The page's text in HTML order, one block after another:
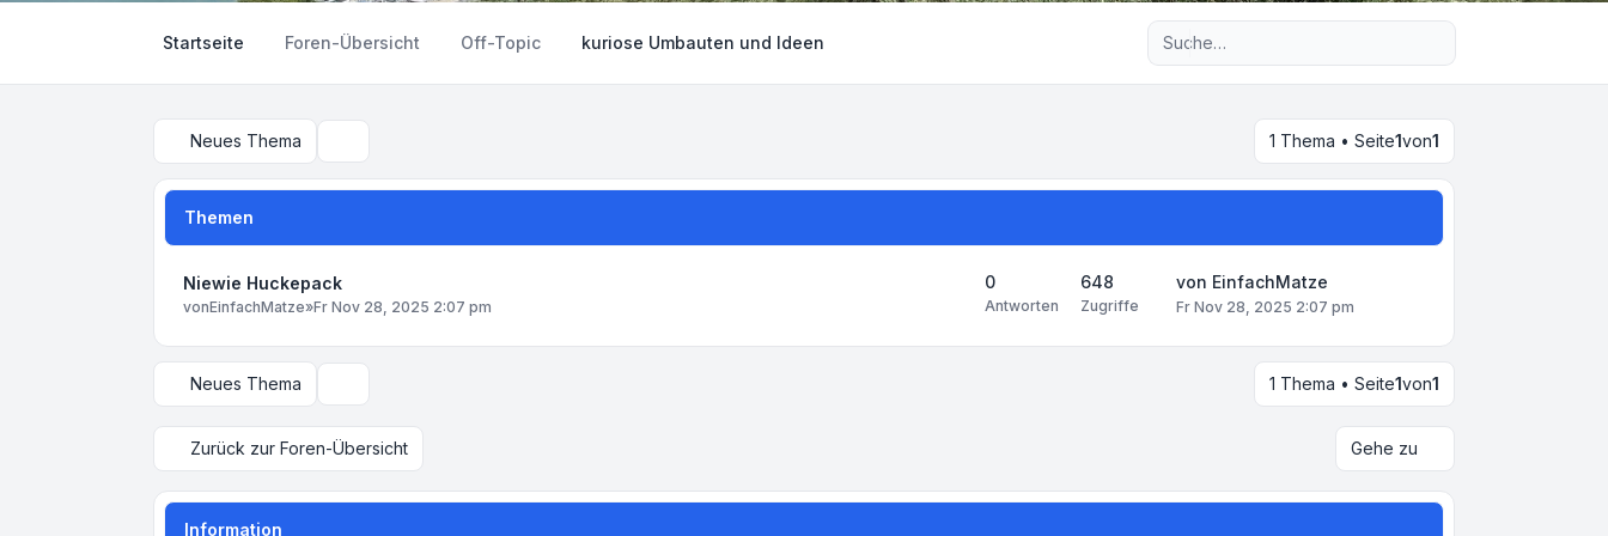
Startseite Foren-Übersicht Off-Topic kuriose Umbauten und Ideen
Neues Thema 1 Thema • Seite1von1
Themen
Niewie Huckepack
vonEinfachMatze»Fr Nov 28, 2025 2:07 pm
0
Antworten
648
Zugriffe
von EinfachMatze
Fr Nov 28, 2025 2:07 pm
Neues Thema 1 Thema • Seite1von1
Zurück zur Foren-Übersicht Gehe zu
Information